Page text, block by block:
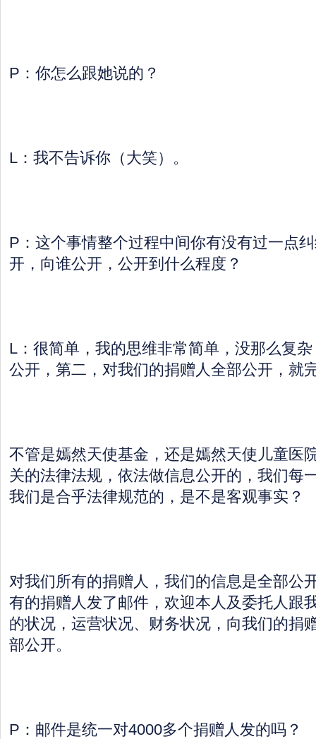
P：你怎么跟她说的？
L：我不告诉你（大笑）。
P：这个事情整个过程中间你有没有过一点
开，向谁公开，公开到什么程度？
L：很简单，我的思维非常简单，没那么复
公开，第二，对我们的捐赠人全部公开，就
不管是嫣然天使基金，还是嫣然天使儿童医
关的法律法规，依法做信息公开的，我们每
我们是合乎法律规范的，是不是客观事实？
对我们所有的捐赠人，我们的信息是全部公
有的捐赠人发了邮件，欢迎本人及委托人跟
的状况，运营状况、财务状况，向我们的捐
部公开。
P：邮件是统一对4000多个捐赠人发的吗？